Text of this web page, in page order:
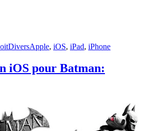
Catégories
DiversÉtiquettes
Apple, iOS, iPad, iPhone
iOS pour Batman: